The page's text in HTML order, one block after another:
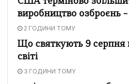
виробництво озброєнь
2 ГОДИНИ ТОМУ
Що святкують 9 серпня
світі
3 ГОДИНИ ТОМУ